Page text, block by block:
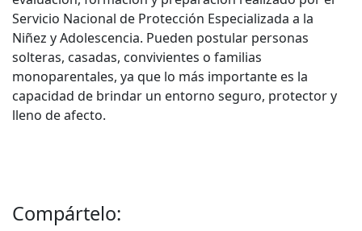
Servicio Nacional de Protección Especializada a la
Niñez y Adolescencia. Pueden postular personas
solteras, casadas, convivientes o familias
monoparentales, ya que lo más importante es la
capacidad de brindar un entorno seguro, protector y
lleno de afecto.
Compártelo: